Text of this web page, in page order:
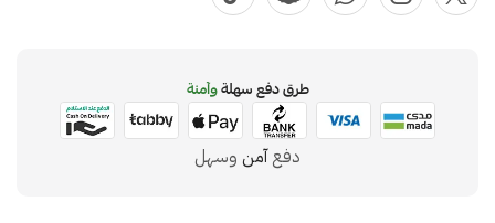
طرق دفع سهلةوآمنة
دفعآمن وسهل